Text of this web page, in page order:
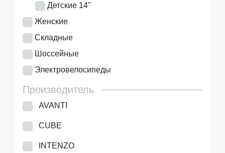
Детские 14"
Женские
Складные
Шоссейные
Электровелосипеды
Производитель
AVANTI
CUBE
INTENZO